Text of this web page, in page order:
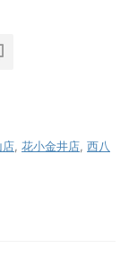
店 花小金井店 西八